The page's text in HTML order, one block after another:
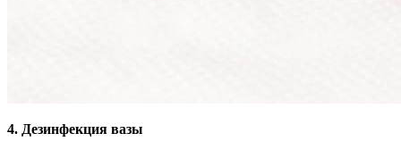
4. Дезинфекция вазы